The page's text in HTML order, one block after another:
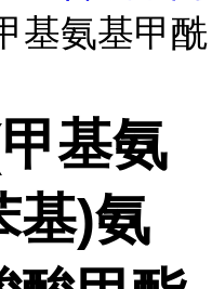
基氨基甲酰
基氨
基)氨